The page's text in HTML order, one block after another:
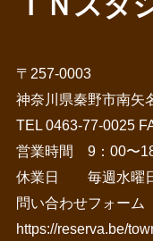
〒257-0003
神奈川県秦野市南矢
TEL 0463-77-0025
営業時間 9：00〜
休業日 毎週水曜日
問い合わせフォーム
https://reserva.be/